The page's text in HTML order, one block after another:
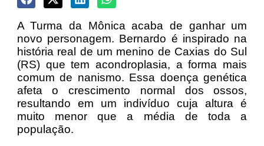
A Turma da Mônica acaba de ganhar um
novo personagem. Bernardo é inspirado na
história real de um menino de Caxias do Sul
(RS) que tem acondroplasia, a forma mais
comum de nanismo. Essa doença genética
afeta o crescimento normal dos ossos,
resultando em um indivíduo cuja altura é
muito menor que a média de toda a
população.